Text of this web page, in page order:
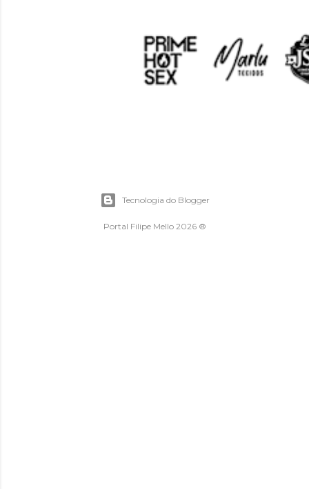
Tecnologia do Blogger
Portal Filipe Mello 2026 ®